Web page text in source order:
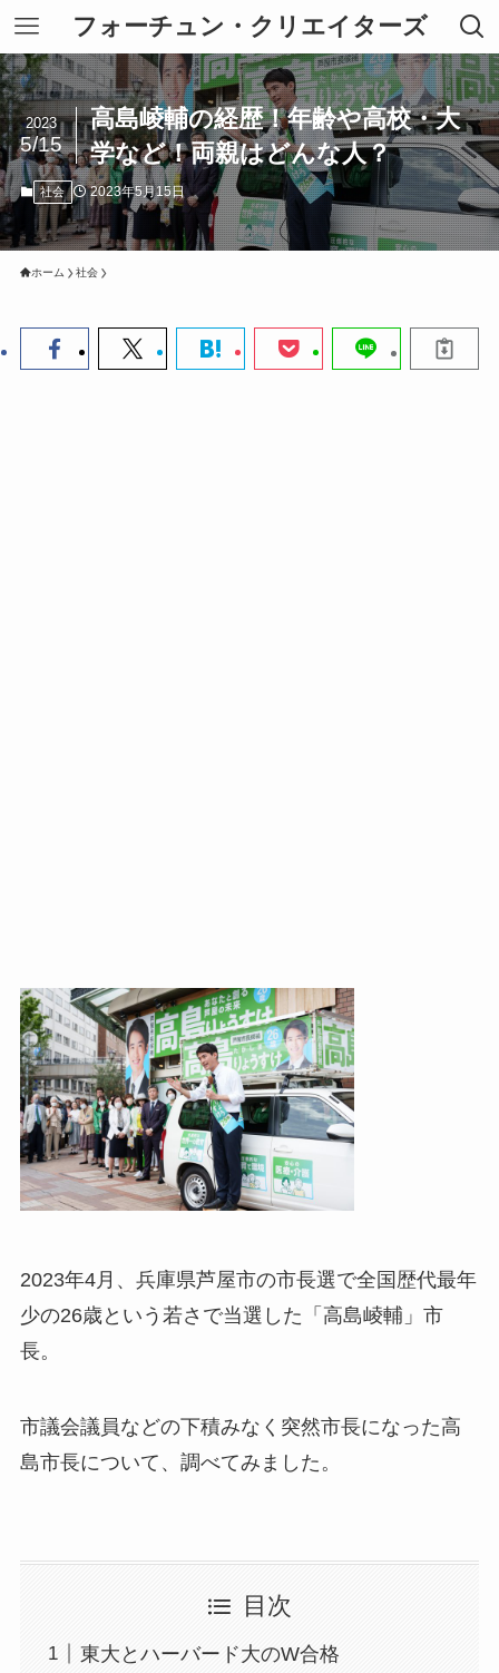
フォーチュン・クリエイターズ
高島崚輔の経歴！年齢や高校・大
学など！両親はどんな人？
2023
5/15
社会 2023年5月15日
ホーム 社会
2023年4月、兵庫県芦屋市の市長選で全国歴代最年
少の26歳という若さで当選した「高島崚輔」市
長。
市議会議員などの下積みなく突然市長になった高
島市長について、調べてみました。
目次
東大とハーバード大のW合格